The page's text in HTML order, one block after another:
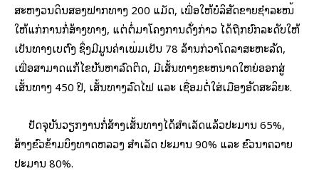
ສະຫງວນ​ດິນ​ສອງ​ຟາກ​ທາງ 200 ​ແມັດ, ​ເພື່ອ​ໃຫ້​ບໍລິສັດ​ຂາຍ​ຊຳລະໜີ້ ​
ໃຫ້​ແກ່​ການກໍ່ສ້າງ​ທາງ, ​ແຕ່​ຕໍ່ມາ​ໂຄງການ​ດັ່ງກ່າວ ​ໄດ້​ຖືກ​ຍົກ​ລະດັບ​ໃຫ້​
ເປັນ​ທາງ​ເບ​ຕົງ ຊຶ່ງ​ມີ​ມູນ​ຄ່າ​ເພີ່ມ​ເປັນ 78 ລ້ານ​ກ່ວາໂດ​ລາ​ສະຫະລັດ,
ເພື່ອ​ສາມາດແກ້​ໄຂ​ບັນຫາ​ລົດ​ຕິດ, ມີ​ເສັ້ນທາງ​ຂະຫນາດ​ໃຫຍ່​ອອກ​ສູ່​
ເສັ້ນທາງ 450 ປີ, ​ເສັ້ນທາງ​ລົດ​ໄຟ ​ແລະ ​ເຊື່ອມ​ຕໍ່​ໃສ່​ເມືອງ​ອັດ​ສະ​ລິ​ຍະ.
ປັດຈຸບັນ​ວຽກງານ​ກໍ່ສ້າງ​ເສັ້ນທາງ​ໄດ້​ສຳ​ເລັດ​​ແລ້ວປະມານ 65%,
ສ້າງ​ຂົວ​ຂ້າມ​ບຶງ​ທາດຫລວງ ສຳ​ເລັດ ປະມານ 90% ​ແລະ ຂົວ​ນາ​ຄວາຍ
ປະມານ 80%.